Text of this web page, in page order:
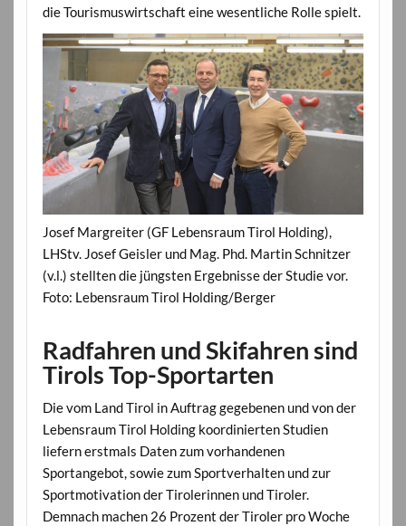
die Tourismuswirtschaft eine wesentliche Rolle spielt.
Josef Margreiter (GF Lebensraum Tirol Holding),
LHStv. Josef Geisler und Mag. Phd. Martin Schnitzer
(v.l.) stellten die jüngsten Ergebnisse der Studie vor.
Foto: Lebensraum Tirol Holding/Berger
Radfahren und Skifahren sind
Tirols Top-Sportarten
Die vom Land Tirol in Auftrag gegebenen und von der
Lebensraum Tirol Holding koordinierten Studien
liefern erstmals Daten zum vorhandenen
Sportangebot, sowie zum Sportverhalten und zur
Sportmotivation der Tirolerinnen und Tiroler.
Demnach machen 26 Prozent der Tiroler pro Woche